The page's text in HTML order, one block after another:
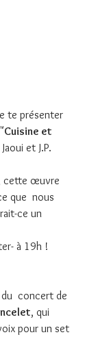
te présenter
Cuisine et
et J.P.
cette œuvre
que  nous
ce un
à 19h !
du  concert de
, qui
pour un set